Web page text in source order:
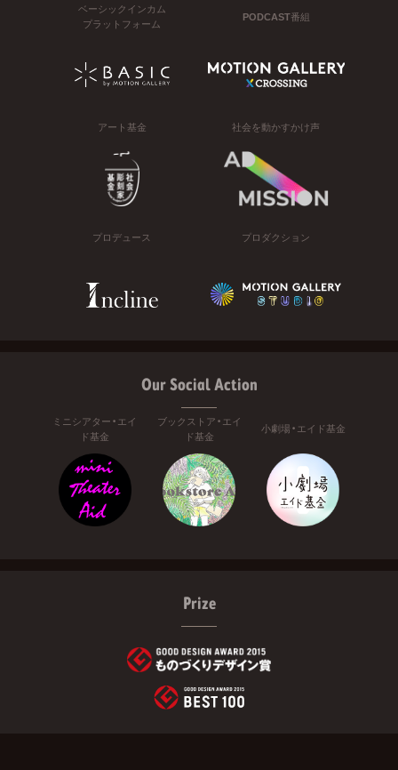
ベーシックインカム
プラットフォーム
PODCAST番組
アート基金 社会を動かすかけ声
プロデュース プロダクション
Our Social Action
ミニシアター・エイ
ド基金
ブックストア・エイ
ド基金
小劇場・エイド基金
Prize